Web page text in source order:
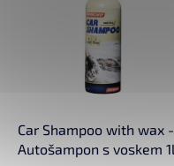
Car Shampoo with wax -
Autošampon s voskem 1l